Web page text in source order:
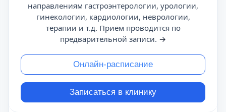
направлениям гастроэнтерологии, урологии,
гинекологии, кардиологии, неврологии,
терапии и т.д. Прием проводится по
предварительной записи. →
Онлайн-расписание
Записаться в клинику